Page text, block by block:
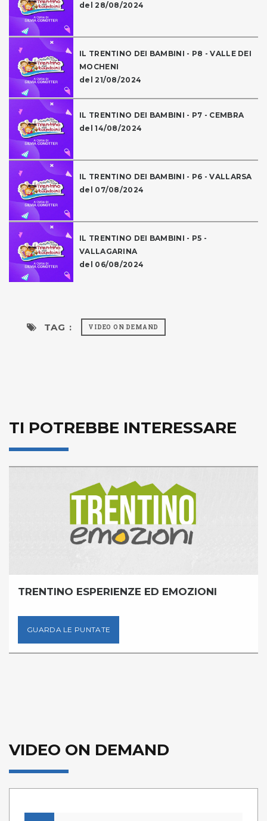
del 28/08/2024
IL TRENTINO DEI BAMBINI - P8 - VALLE DEI
MOCHENI
del 21/08/2024
IL TRENTINO DEI BAMBINI - P7 - CEMBRA
del 14/08/2024
IL TRENTINO DEI BAMBINI - P6 - VALLARSA
del 07/08/2024
IL TRENTINO DEI BAMBINI - P5 -
VALLAGARINA
del 06/08/2024
TAG : VIDEO ON DEMAND
TI POTREBBE INTERESSARE
TRENTINO ESPERIENZE ED EMOZIONI
GUARDA LE PUNTATE
VIDEO ON DEMAND